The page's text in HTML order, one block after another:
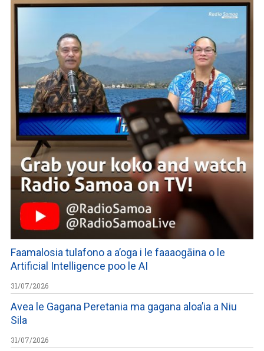
Faamalosia tulafono a a’oga i le faaaogāina o le
Artificial Intelligence poo le AI
31/07/2026
Avea le Gagana Peretania ma gagana aloa’ia a Niu
Sila
31/07/2026